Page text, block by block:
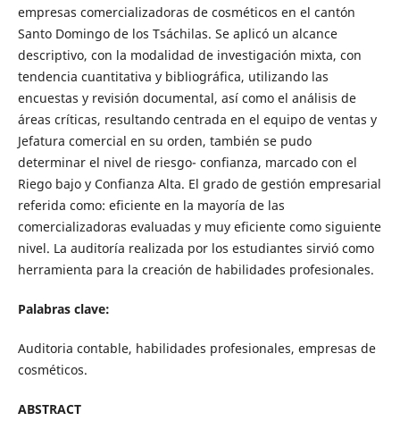
empresas comercializadoras de cosméticos en el cantón
Santo Domingo de los Tsáchilas. Se aplicó un alcance
descriptivo, con la modalidad de investigación mixta, con
tendencia cuantitativa y bibliográfica, utilizando las
encuestas y revisión documental, así como el análisis de
áreas críticas, resultando centrada en el equipo de ventas y
Jefatura comercial en su orden, también se pudo
determinar el nivel de riesgo- confianza, marcado con el
Riego bajo y Confianza Alta. El grado de gestión empresarial
referida como: eficiente en la mayoría de las
comercializadoras evaluadas y muy eficiente como siguiente
nivel. La auditoría realizada por los estudiantes sirvió como
herramienta para la creación de habilidades profesionales.
Palabras clave:
Auditoria contable, habilidades profesionales, empresas de
cosméticos.
ABSTRACT